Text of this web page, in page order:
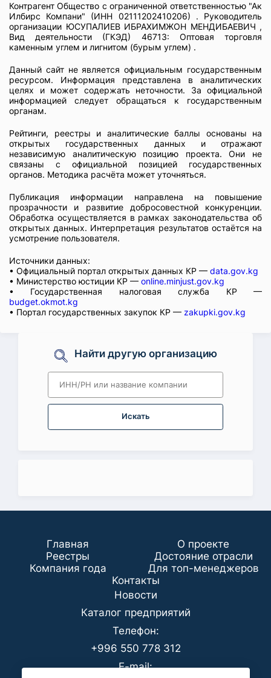
Контрагент Общество с ограниченной ответственностью "Ак
Илбирс Компани" (ИНН 02111202410206) . Руководитель
организации ЮСУПАЛИЕВ ИБРАХИМЖОН МЕНДИБАЕВИЧ ,
Вид деятельности (ГКЭД) 46713: Оптовая торговля
каменным углем и лигнитом (бурым углем) .
Данный сайт не является официальным государственным
ресурсом. Информация представлена в аналитических
целях и может содержать неточности. За официальной
информацией следует обращаться к государственным
органам.
Рейтинги, реестры и аналитические баллы основаны на
открытых государственных данных и отражают
независимую аналитическую позицию проекта. Они не
связаны с официальной позицией государственных
органов. Методика расчёта может уточняться.
Публикация информации направлена на повышение
прозрачности и развитие добросовестной конкуренции.
Обработка осуществляется в рамках законодательства об
открытых данных. Интерпретация результатов остаётся на
усмотрение пользователя.
Источники данных:
• Официальный портал открытых данных КР — data.gov.kg
• Министерство юстиции КР — online.minjust.gov.kg
• Государственная налоговая служба КР —
budget.okmot.kg
• Портал государственных закупок КР — zakupki.gov.kg
Найти другую организацию
Искать
Главная
О проекте
Реестры
Достояние отрасли
Компания года
Для топ-менеджеров
Koнтaкты
Новости
Каталог предприятий
Телефон:
+996 550 778 312
E-mail: